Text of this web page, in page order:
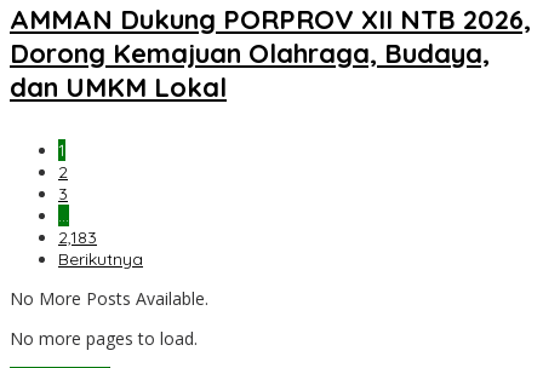
AMMAN Dukung PORPROV XII NTB 2026,
Dorong Kemajuan Olahraga, Budaya,
dan UMKM Lokal
1
2
3
…
2,183
Berikutnya
No More Posts Available.
No more pages to load.